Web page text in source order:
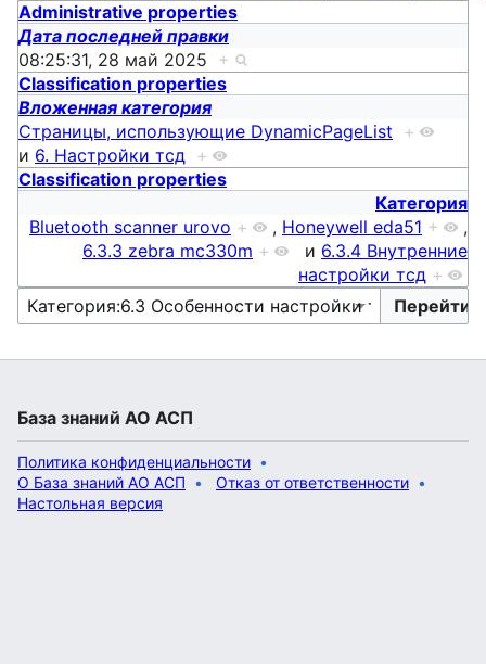
Administrative properties
Дата последней правки
08:25:31, 28 май 2025 +
Classification properties
Вложенная категория
Страницы, использующие DynamicPageList +
и 6. Настройки тсд +
Classification properties
Категория
Bluetooth scanner urovo + , Honeywell eda51 +
,
6.3.3 zebra mc330m + и 6.3.4 Внутренние
настройки тсд +
База знаний АО АСП
Политика конфиденциальности
О База знаний АО АСП
Отказ от ответственности
Настольная версия